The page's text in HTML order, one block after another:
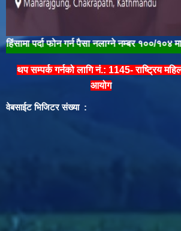
फोन गर्न पैसा नलाग्ने नम्बर १००/१०४ मा फोन
थप सम्पर्क गर्नको लागि नं.: 1145- राष्ट्रिय
आयोग
वेबसाईट भिजिटर संख्या :